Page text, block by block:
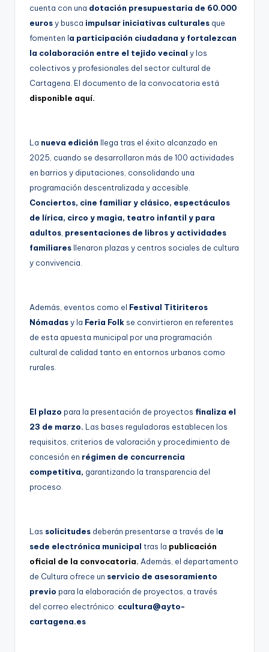
cuenta con una dotación presupuestaria de 60.000
eurosy busca impulsar iniciativas culturales que
fomenten la participación ciudadana y fortalezcan
la colaboración entre el tejido vecinal y los
colectivos y profesionales del sector cultural de
Cartagena. El documento de la convocatoria está
disponible aquí.
La nueva edición llega tras el éxito alcanzado en
2025, cuando se desarrollaron más de 100 actividades
en barrios y diputaciones, consolidando una
programación descentralizada y accesible.
Conciertos, cine familiar y clásico, espectáculos
de lírica, circo y magia, teatro infantil y para
adultos presentaciones de libros y actividades
familiares llenaron plazas y centros sociales de cultura
y convivencia.
Además, eventos como el Festival Titiriteros
Nómadasy la Feria Folk se convirtieron en referentes
de esta apuesta municipal por una programación
cultural de calidad tanto en entornos urbanos como
rurales.
El plazo para la presentación de proyectos finaliza el
23 de marzo. Las bases reguladoras establecen los
requisitos, criterios de valoración y procedimiento de
concesión en régimen de concurrencia
competitiva, garantizando la transparencia del
proceso.
Las solicitudes deberán presentarse a través de la
sede electrónica municipal tras la publicación
oficial de la convocatoria. Además, el departamento
de Cultura ofrece un servicio de asesoramiento
previo para la elaboración de proyectos, a través
del correo electrónico: ccultura@ayto-
cartagena.es